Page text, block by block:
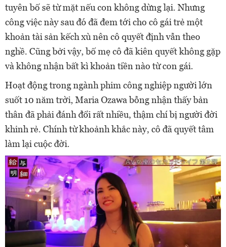
tuyên bố sẽ từ mặt nếu con không dừng lại. Nhưng
công việc này sau đó đã đem tới cho cô gái trẻ một
khoản tài sản kếch xù nên cô quyết định vẫn theo
nghề. Cũng bởi vậy, bố mẹ cô đã kiên quyết không gặp
và không nhận bất kì khoản tiền nào từ con gái.
Hoạt động trong ngành phim công nghiệp người lớn
suốt 10 năm trời, Maria Ozawa bỗng nhận thấy bản
thân đã phải đánh đổi rất nhiều, thậm chí bị người đời
khinh rẻ. Chính từ khoảnh khắc này, cô đã quyết tâm
làm lại cuộc đời.